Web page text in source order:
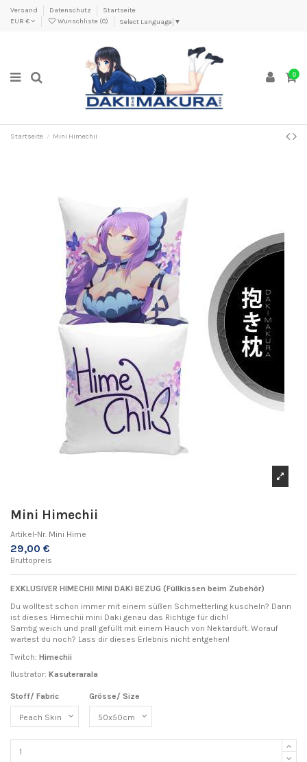
Versand Datenschutz
Startseite
EUR €
Wunschliste (0) Select Language ▼
0
Startseite Mini Himechii
Mini Himechii
Artikel-Nr. Mini Hime
29,00 €
Bruttopreis
EXKLUSIVER HIMECHII MINI DAKI BEZUG (Füllkissen beim Zubehör)
Du wolltest schon immer mit einem süßen Schmetterling kuscheln? Dann
ist dieses Himechii mini Daki genau das Richtige für dich!
Samtig weich und prall gefüllt mit einem Hauch von Nektarduft. Worauf
wartest du noch? Lass dir dieses Erlebnis nicht entgehen!
Twitch: Himechii
Ilustrator: Kasuterarala
Stoff/ Fabric Grösse/ Size